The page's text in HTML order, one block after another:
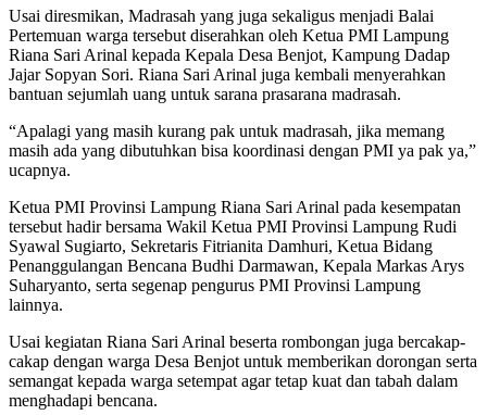
Usai diresmikan, Madrasah yang juga sekaligus menjadi Balai
Pertemuan warga tersebut diserahkan oleh Ketua PMI Lampung
Riana Sari Arinal kepada Kepala Desa Benjot, Kampung Dadap
Jajar Sopyan Sori. Riana Sari Arinal juga kembali menyerahkan
bantuan sejumlah uang untuk sarana prasarana madrasah.
“Apalagi yang masih kurang pak untuk madrasah, jika memang
masih ada yang dibutuhkan bisa koordinasi dengan PMI ya pak ya,”
ucapnya.
Ketua PMI Provinsi Lampung Riana Sari Arinal pada kesempatan
tersebut hadir bersama Wakil Ketua PMI Provinsi Lampung Rudi
Syawal Sugiarto, Sekretaris Fitrianita Damhuri, Ketua Bidang
Penanggulangan Bencana Budhi Darmawan, Kepala Markas Arys
Suharyanto, serta segenap pengurus PMI Provinsi Lampung
lainnya.
Usai kegiatan Riana Sari Arinal beserta rombongan juga bercakap-
cakap dengan warga Desa Benjot untuk memberikan dorongan serta
semangat kepada warga setempat agar tetap kuat dan tabah dalam
menghadapi bencana.